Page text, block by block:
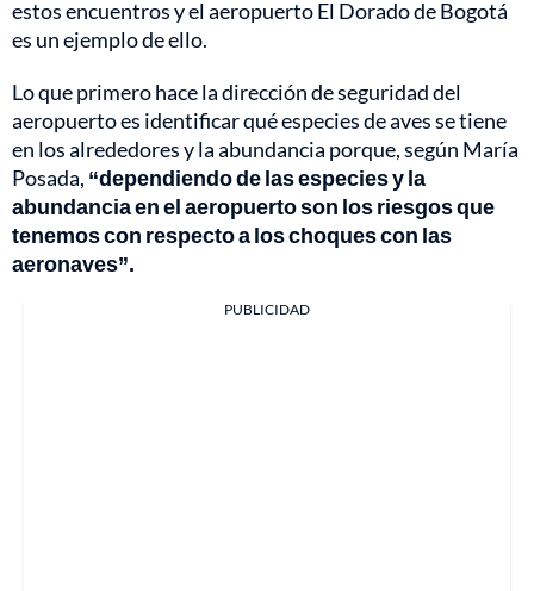
estos encuentros y el aeropuerto El Dorado de Bogotá
es un ejemplo de ello.
Lo que primero hace la dirección de seguridad del
aeropuerto es identificar qué especies de aves se tiene
en los alrededores y la abundancia porque, según María
Posada, “dependiendo de las especies y la
abundancia en el aeropuerto son los riesgos que
tenemos con respecto a los choques con las
aeronaves”.
PUBLICIDAD